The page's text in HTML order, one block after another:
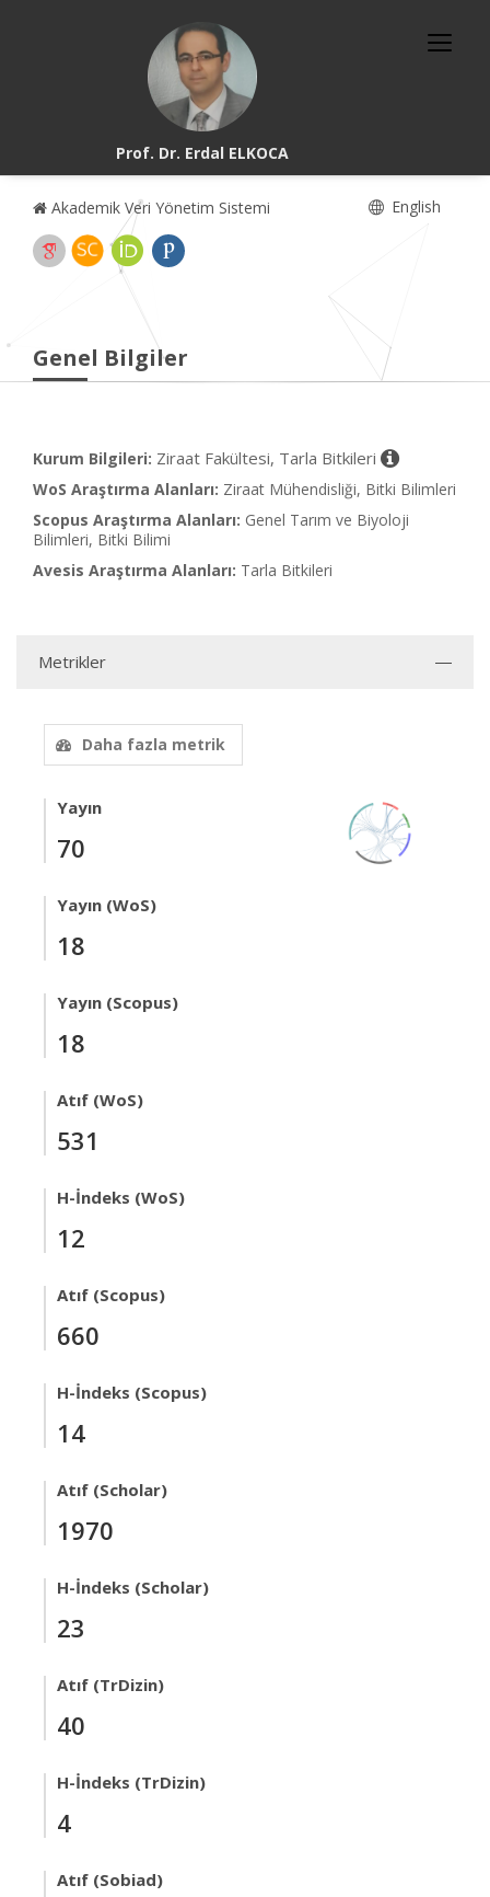
Prof. Dr. Erdal ELKOCA
Akademik Veri Yönetim Sistemi English
Genel Bilgiler
Kurum Bilgileri: Ziraat Fakültesi, Tarla Bitkileri
WoS Araştırma Alanları: Ziraat Mühendisliği, Bitki Bilimleri
Scopus Araştırma Alanları: Genel Tarım ve Biyoloji
Bilimleri, Bitki Bilimi
Avesis Araştırma Alanları: Tarla Bitkileri
Metrikler
Daha fazla metrik
Yayın
70
Yayın (WoS)
18
Yayın (Scopus)
18
Atıf (WoS)
531
H-İndeks (WoS)
12
Atıf (Scopus)
660
H-İndeks (Scopus)
14
Atıf (Scholar)
1970
H-İndeks (Scholar)
23
Atıf (TrDizin)
40
H-İndeks (TrDizin)
4
Atıf (Sobiad)